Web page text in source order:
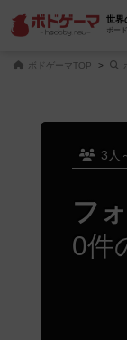
世界
ボー
ボドゲーマTOP
3人
フ
0件